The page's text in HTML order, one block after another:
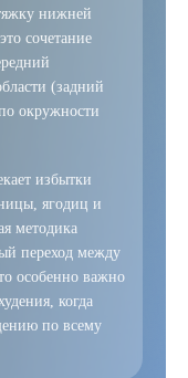
нижней
сочетание
(задний
окружности
избытки
ягодиц и
методика
переход между
особенно важно
когда
по всему